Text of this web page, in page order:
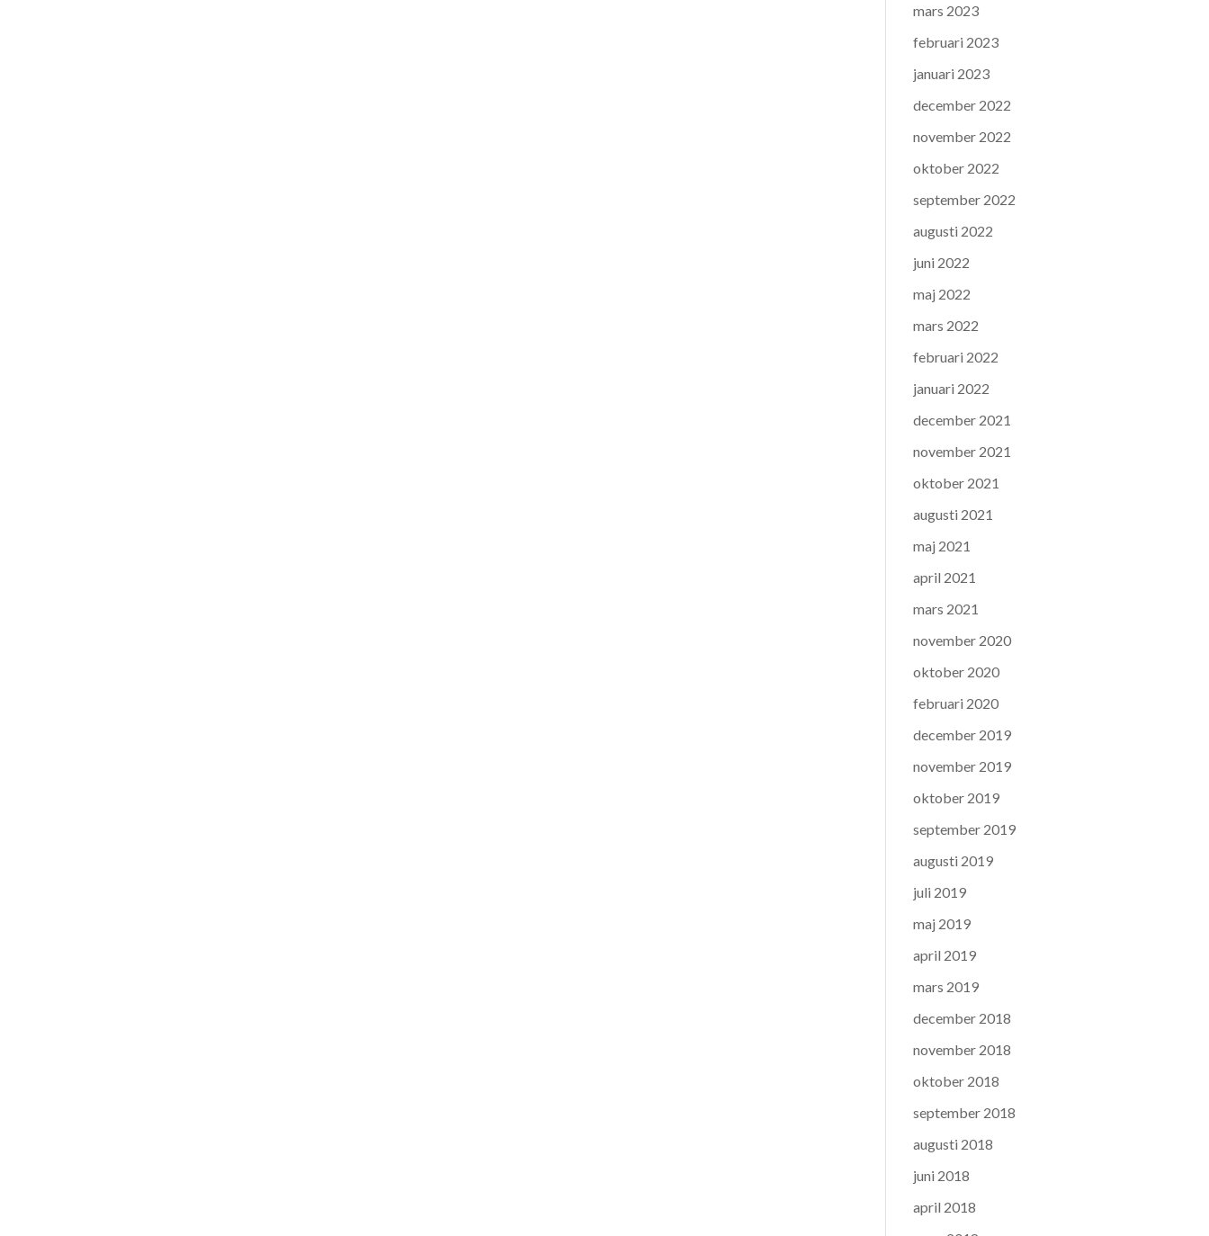
mars 2023
februari 2023
januari 2023
december 2022
november 2022
oktober 2022
september 2022
augusti 2022
juni 2022
maj 2022
mars 2022
februari 2022
januari 2022
december 2021
november 2021
oktober 2021
augusti 2021
maj 2021
april 2021
mars 2021
november 2020
oktober 2020
februari 2020
december 2019
november 2019
oktober 2019
september 2019
augusti 2019
juli 2019
maj 2019
april 2019
mars 2019
december 2018
november 2018
oktober 2018
september 2018
augusti 2018
juni 2018
april 2018